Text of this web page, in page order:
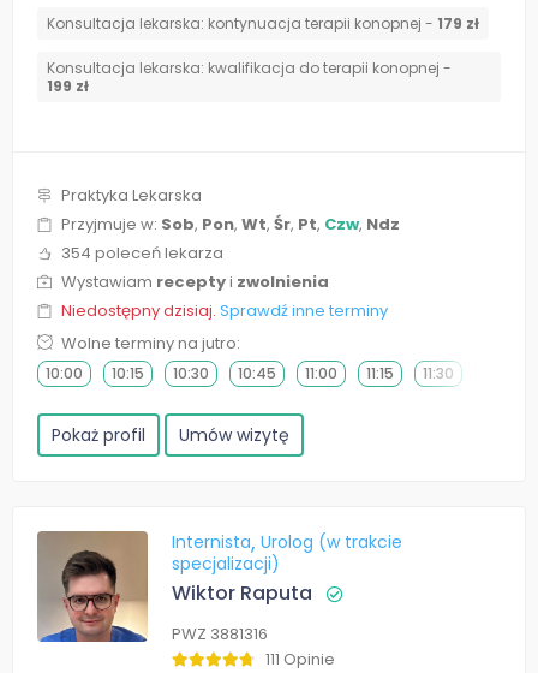
Konsultacja lekarska: kontynuacja terapii konopnej - 179 zł
Konsultacja lekarska: kwalifikacja do terapii konopnej -
199 zł
Praktyka Lekarska
Przyjmuje w: Sob, Pon, Wt, Śr, Pt, Czw, Ndz
354 poleceń lekarza
Wystawiam receptyi zwolnienia
Niedostępny dzisiaj. Sprawdź inne terminy
Wolne terminy na jutro:
10:00 10:15 10:30 10:45 11:00 11:15 11:30
Pokaż profil Umów wizytę
Internista Urolog (w trakcie
specjalizacji)
Wiktor Raputa
PWZ 3881316
111 Opinie